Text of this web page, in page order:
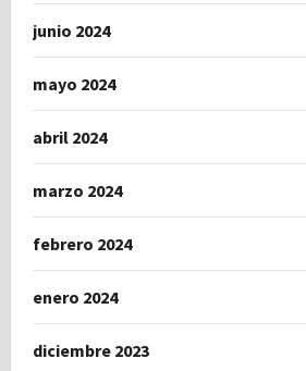
junio 2024
mayo 2024
abril 2024
marzo 2024
febrero 2024
enero 2024
diciembre 2023